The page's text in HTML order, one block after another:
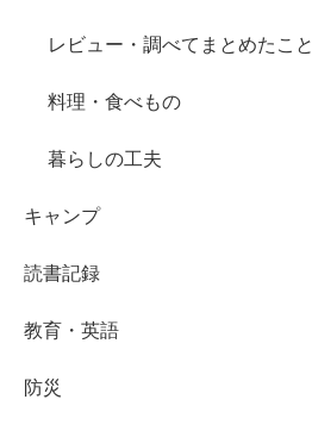
レビュー・調べてまとめたこと
料理・食べもの
暮らしの工夫
キャンプ
読書記録
教育・英語
防災